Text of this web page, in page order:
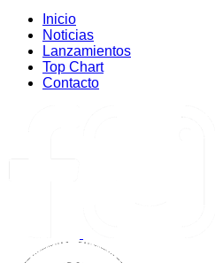
Inicio
Noticias
Lanzamientos
Top Chart
Contacto